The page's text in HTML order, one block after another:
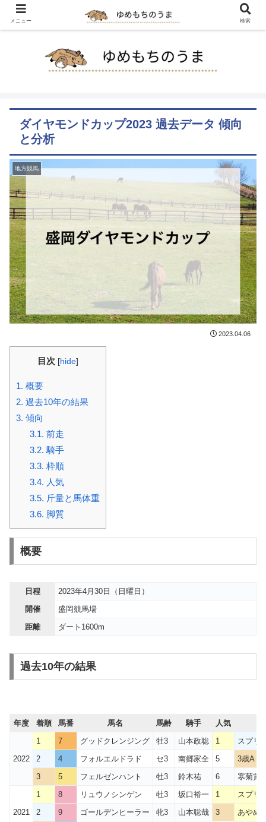
ダイヤモンドカップ2023 過去データ 傾向
と分析
地方競馬
2023.04.06
目次 [hide]
1. 概要
2. 過去10年の結果
3. 傾向
3.1. 前走
3.2. 騎手
3.3. 枠順
3.4. 人気
3.5. 斤量と馬体重
3.6. 脚質
概要
日程
2023年4月30日（日曜日）
開催
盛岡競馬場
距離
ダート1600m
過去10年の結果
年度 着順 馬番 馬名 馬齢 騎手 人気
2022
1 7 グッドクレンジング 牡3 山本政聡 1
スプリ
2
4 フォルエルドラド セ3 南郷家全 5
3歳A 3
3
5 フェルゼンハント 牡3 鈴木祐 6 寒菊賞
2021
1 8 リュウノシンゲン 牡3 坂口裕一 1
スプリ
2
9 ゴールデンヒーラー 牝3 山本聡哉 3
あやめ
メニュー 検索